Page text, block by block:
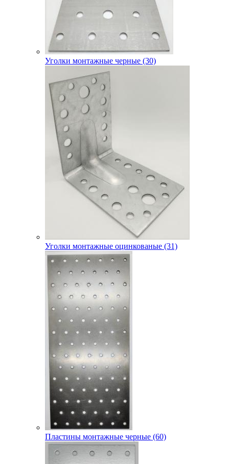
Уголки монтажные черные (30)
Уголки монтажные оцинкованые (31)
Пластины монтажные черные (60)